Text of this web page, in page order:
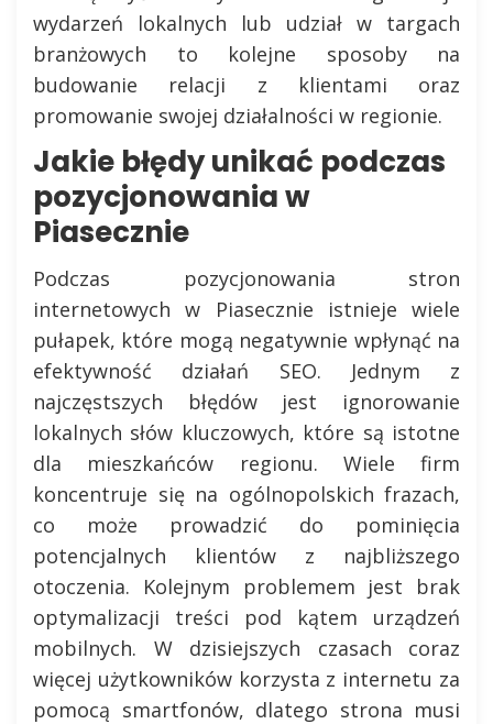
wydarzeń lokalnych lub udział w targach
branżowych to kolejne sposoby na
budowanie relacji z klientami oraz
promowanie swojej działalności w regionie.
Jakie błędy unikać podczas
pozycjonowania w
Piasecznie
Podczas pozycjonowania stron
internetowych w Piasecznie istnieje wiele
pułapek, które mogą negatywnie wpłynąć na
efektywność działań SEO. Jednym z
najczęstszych błędów jest ignorowanie
lokalnych słów kluczowych, które są istotne
dla mieszkańców regionu. Wiele firm
koncentruje się na ogólnopolskich frazach,
co może prowadzić do pominięcia
potencjalnych klientów z najbliższego
otoczenia. Kolejnym problemem jest brak
optymalizacji treści pod kątem urządzeń
mobilnych. W dzisiejszych czasach coraz
więcej użytkowników korzysta z internetu za
pomocą smartfonów, dlatego strona musi